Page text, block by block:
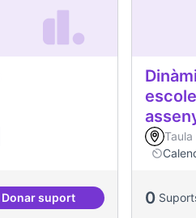
Donar suportCelebracions conjuntes
0